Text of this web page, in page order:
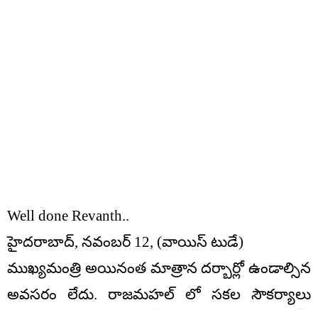
Well done Revanth..
హైదరాబాద్, నవంబర్ 12, (వాయిస్ టుడే)
ముఖ్యమంత్రి అయినంత మాత్రాన దర్బార్లో ఉండాల్సిన
అవసరం లేదు. రాజమహల్ లో సకల సౌకర్యాలు